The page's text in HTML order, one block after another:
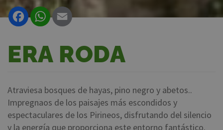
FacebookWhatsAppEmail
ERA RODA
Atraviesa bosques de hayas, pino negro y abetos..
Impregnaos de los paisajes más escondidos y
espectaculares de los Pirineos, disfrutando del silencio
y la energía que proporciona este entorno fantástico.